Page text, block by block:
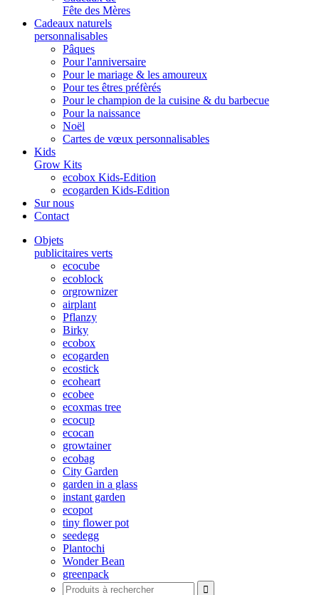
Fête des Mères
Cadeaux naturels
personnalisables
Pâques
Pour l'anniversaire
Pour le mariage & les amoureux
Pour tes êtres préfèrés
Pour le champion de la cuisine & du barbecue
Pour la naissance
Noël
Cartes de vœux personnalisables
Kids
Grow Kits
ecobox Kids-Edition
ecogarden Kids-Edition
Sur nous
Contact
Objets
publicitaires verts
ecocube
ecoblock
orgrownizer
airplant
Pflanzy
Birky
ecobox
ecogarden
ecostick
ecoheart
ecobee
ecoxmas tree
ecocup
ecocan
growtainer
ecobag
City Garden
garden in a glass
instant garden
ecopot
tiny flower pot
seedegg
Plantochi
Wonder Bean
greenpack